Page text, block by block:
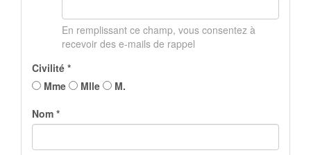
En remplissant ce champ, vous consentez à
recevoir des e-mails de rappel
Civilité *
Mme
Mlle
M.
Nom *